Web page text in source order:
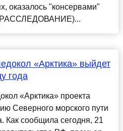
оказалось "консервами"
(РАССЛЕДОВАНИЕ)...
«Арктика» выйдет
года
«Арктика» проекта
Северного морского пути
Как сообщила сегодня, 21